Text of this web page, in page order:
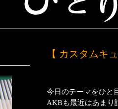
【 カスタムキ
今日のテーマをひと
AKBも最近はあまり